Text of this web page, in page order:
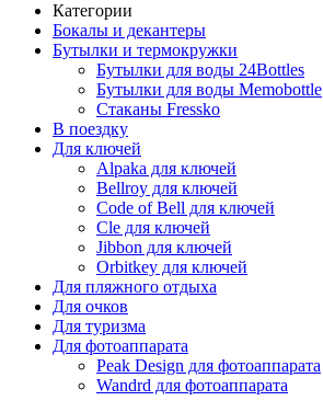
Категории
Бокалы и декантеры
Бутылки и термокружки
Бутылки для воды 24Bottles
Бутылки для воды Memobottle
Стаканы Fressko
В поездку
Для ключей
Alpaka для ключей
Bellroy для ключей
Code of Bell для ключей
Cle для ключей
Jibbon для ключей
Orbitkey для ключей
Для пляжного отдыха
Для очков
Для туризма
Для фотоаппарата
Peak Design для фотоаппарата
Wandrd для фотоаппарата